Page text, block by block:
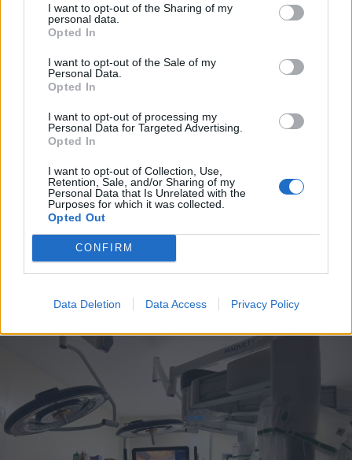
I want to opt-out of the Sharing of my
personal data.
Opted In
I want to opt-out of the Sale of my
Personal Data.
Opted In
I want to opt-out of processing my
Personal Data for Targeted Advertising.
Opted In
I want to opt-out of Collection, Use,
Retention, Sale, and/or Sharing of my
Personal Data that Is Unrelated with the
Purposes for which it was collected.
Opted Out
CONFIRM
Data Deletion Data Access Privacy Policy
2026. augusztus 06., csütörtök
Bolojan szerint négy éve a
közlekedési minisztériumnál van
egy projekt, ami a Duna
vízhozamának növelését segítené
elő